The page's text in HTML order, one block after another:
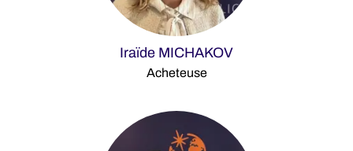
Iraïde MICHAKOV
Acheteuse